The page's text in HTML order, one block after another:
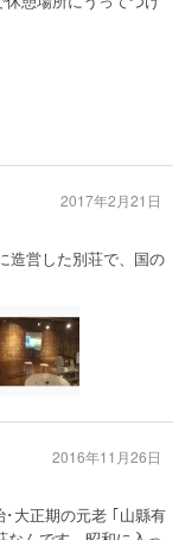
造営した別荘で、国の
2017年2月21日
大正期の元老 ｢山縣有
2016年11月26日